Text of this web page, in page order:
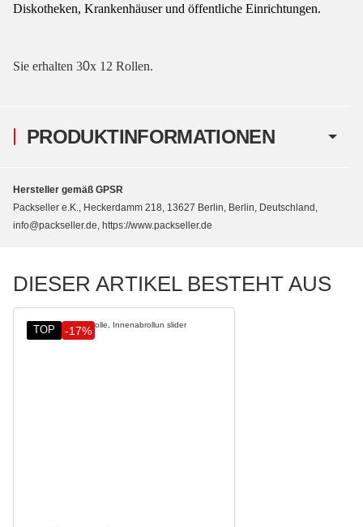
PRODUKTINFORMATIONEN
Diskotheken, Krankenhäuser und öffentliche Einrichtungen.
Sie erhalten 30x 12 Rollen.
Hersteller gemäß GPSR
Packseller e.K., Heckerdamm 218, 13627 Berlin, Berlin, Deutschland,
info@packseller.de, https://www.packseller.de
DIESER ARTIKEL BESTEHT AUS
TOP -17%